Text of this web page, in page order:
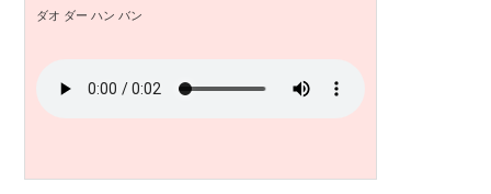
ダオ ダー ハン バン